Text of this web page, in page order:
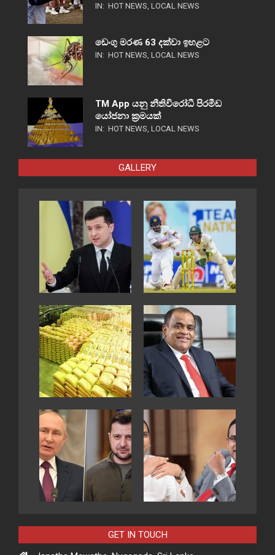
IN: HOT NEWS, LOCAL NEWS
ඩෙංගු මරණ 63 දක්වා ඉහළට
IN: HOT NEWS, LOCAL NEWS
TM App යනු නීතිවිරෝධී පිරමීඩ
යෝජනා ක්‍රමයක්
IN: HOT NEWS, LOCAL NEWS
GALLERY
GET IN TOUCH